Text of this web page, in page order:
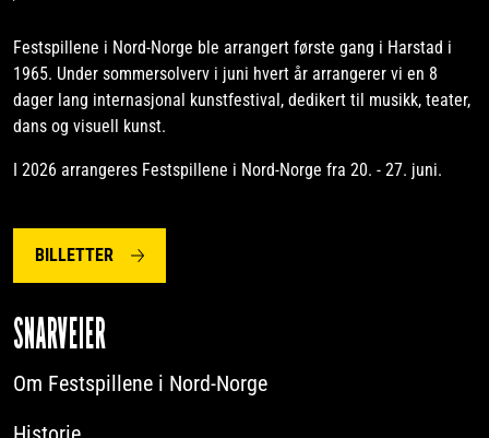
Festspillene i Nord-Norge ble arrangert første gang i Harstad i
1965. Under sommersolverv i juni hvert år arrangerer vi en 8
dager lang internasjonal kunstfestival, dedikert til musikk, teater,
dans og visuell kunst.
I 2026 arrangeres Festspillene i Nord-Norge fra 20. - 27. juni.
BILLETTER
SNARVEIER
Om Festspillene i Nord-Norge